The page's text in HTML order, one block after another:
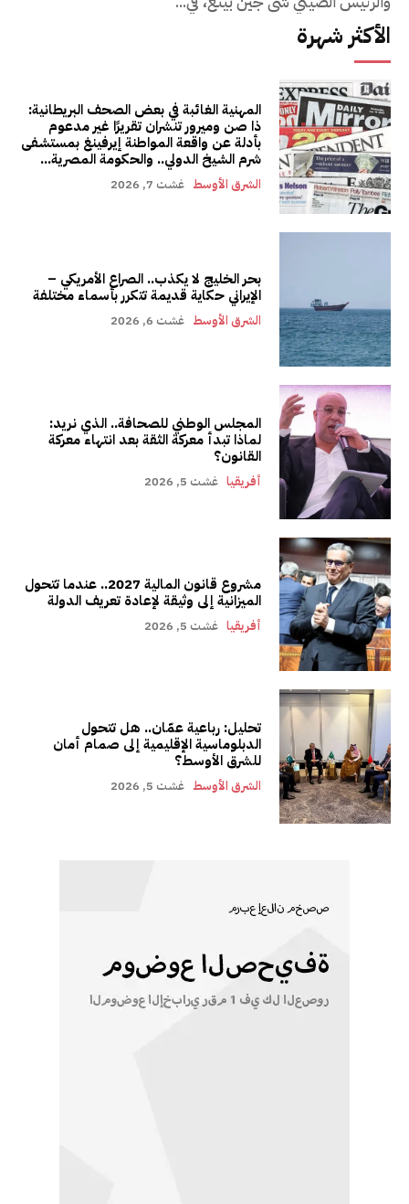
الأكثر شهرة
المهنية الغائبة في بعض الصحف البريطانية:
ذا صن وميرور تنشران تقريرًا غير مدعوم
بأدلة عن واقعة المواطنة إيرفينغ بمستشفى
شرم الشيخ الدولي.. والحكومة المصرية...
الشرق الأوسط غشت 7, 2026
بحر الخليج لا يكذب.. الصراع الأمريكي –
الإيراني حكاية قديمة تتكرر بأسماء مختلفة
الشرق الأوسط غشت 6, 2026
المجلس الوطني للصحافة.. الذي نريد:
لماذا تبدأ معركة الثقة بعد انتهاء معركة
القانون؟
أفريقيا غشت 5, 2026
مشروع قانون المالية 2027.. عندما تتحول
الميزانية إلى وثيقة لإعادة تعريف الدولة
أفريقيا غشت 5, 2026
تحليل: رباعية عمّان.. هل تتحول
الدبلوماسية الإقليمية إلى صمام أمان
للشرق الأوسط؟
الشرق الأوسط غشت 5, 2026